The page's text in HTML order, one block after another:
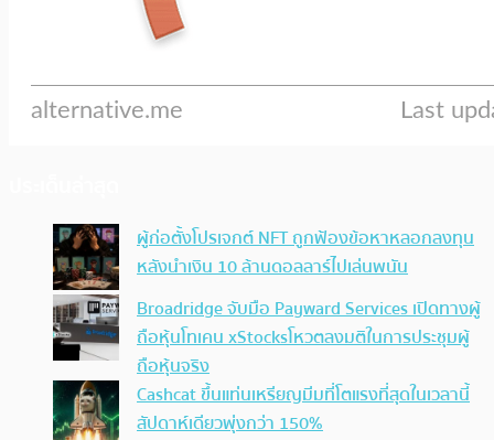
ผู้ก่อตั้งโปรเจกต์ NFT ถูกฟ้องข้อหาหลอกลงทุน
หลังนำเงิน 10 ล้านดอลลาร์ไปเล่นพนัน
Broadridge จับมือ Payward Services เปิดทางผู้
ถือหุ้นโทเคน xStocksโหวตลงมติในการประชุมผู้
ถือหุ้นจริง
Cashcat ขึ้นแท่นเหรียญมีมที่โตแรงที่สุดในเวลานี้
สัปดาห์เดียวพุ่งกว่า 150%